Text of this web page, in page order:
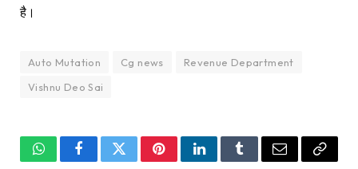
है।
Auto Mutation Cg news
Revenue Department
Vishnu Deo Sai
WhatsAppFacebookTwitterPinterestLinkedInTumblrEmail Copy